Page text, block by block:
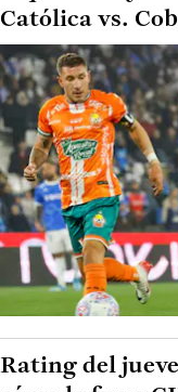
Católica vs.
Rating del